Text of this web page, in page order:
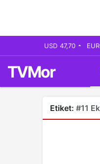
USD 47,70
TVMor
Etiket: #11